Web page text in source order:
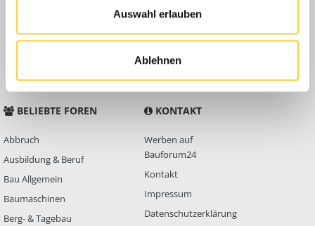
Auswahl erlauben
Ablehnen
Anleitungen
FAQ
Community Regeln
BELIEBTE FOREN
Abbruch
Ausbildung & Beruf
Bau Allgemein
Baumaschinen
Berg- & Tagebau
KONTAKT
Werben auf
Bauforum24
Kontakt
Impressum
Datenschutzerklärung